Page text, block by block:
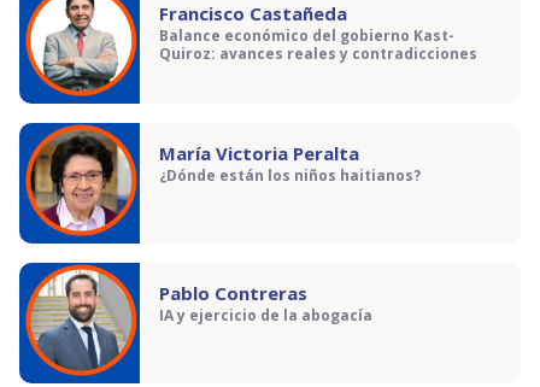
Francisco Castañeda
Balance económico del gobierno Kast-
Quiroz: avances reales y contradicciones
María Victoria Peralta
¿Dónde están los niños haitianos?
Pablo Contreras
IA y ejercicio de la abogacía